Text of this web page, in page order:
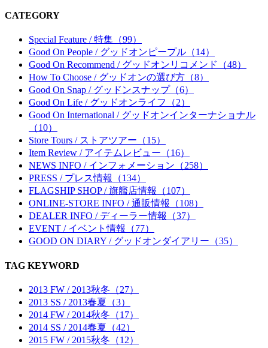
CATEGORY
Special Feature / 特集（99）
Good On People / グッドオンピープル（14）
Good On Recommend / グッドオンリコメンド（48）
How To Choose / グッドオンの選び方（8）
Good On Snap / グッドンスナップ（6）
Good On Life / グッドオンライフ（2）
Good On International / グッドオンインターナショナル
（10）
Store Tours / ストアツアー（15）
Item Review / アイテムレビュー（16）
NEWS INFO / インフォメーション（258）
PRESS / プレス情報（134）
FLAGSHIP SHOP / 旗艦店情報（107）
ONLINE-STORE INFO / 通販情報（108）
DEALER INFO / ディーラー情報（37）
EVENT / イベント情報（77）
GOOD ON DIARY / グッドオンダイアリー（35）
TAG KEYWORD
2013 FW / 2013秋冬（27）
2013 SS / 2013春夏（3）
2014 FW / 2014秋冬（17）
2014 SS / 2014春夏（42）
2015 FW / 2015秋冬（12）